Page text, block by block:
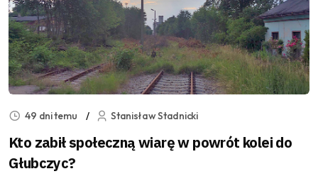
49 dni temu Stanisław Stadnicki
Kto zabił społeczną wiarę w powrót kolei do
Głubczyc?